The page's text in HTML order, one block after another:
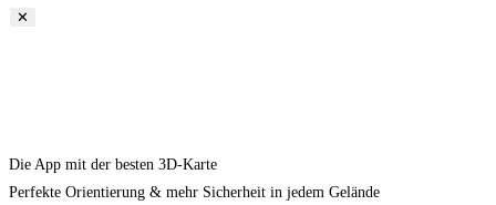
✕
Die App mit der besten 3D-Karte
Perfekte Orientierung & mehr Sicherheit in jedem Gelände